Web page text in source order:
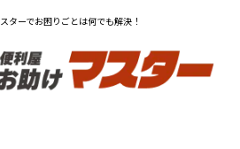
ターでお困りごとは何でも解決！